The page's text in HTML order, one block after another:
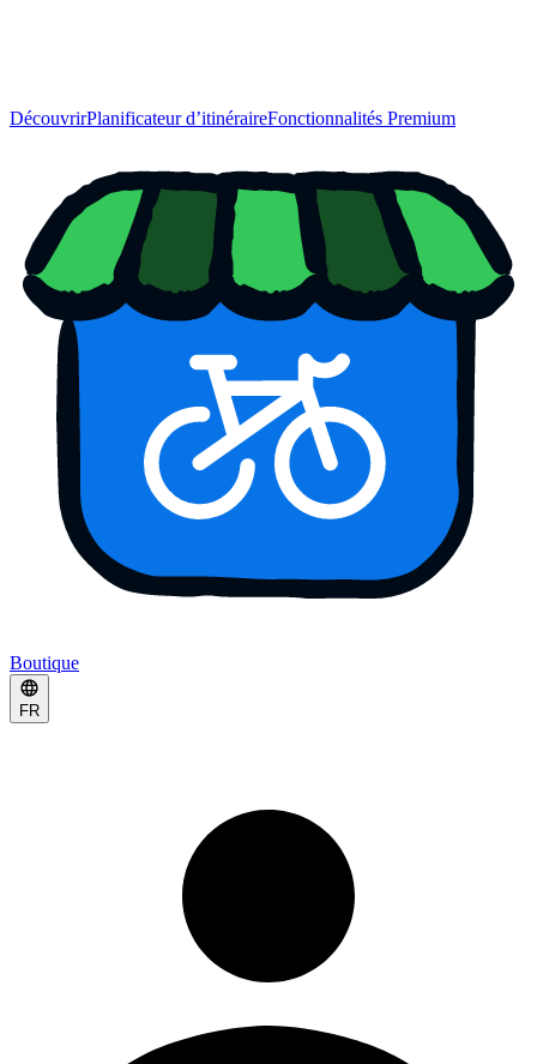
DécouvrirPlanificateur d’itinéraireFonctionnalités Premium
Boutique
FR